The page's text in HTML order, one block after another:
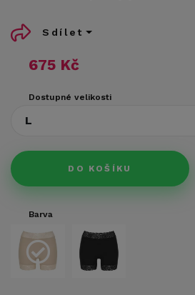
675 Kč
Dostupné velikosti
L
DO KOŠÍKU
Sdílet
Barva